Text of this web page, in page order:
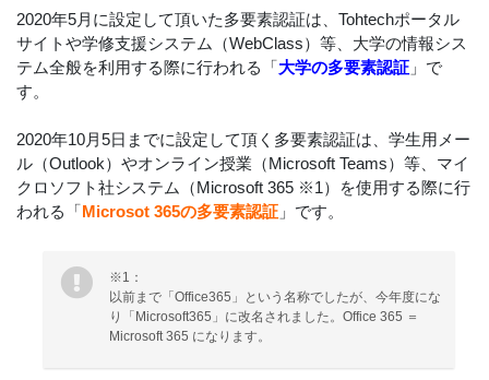
2020年5月に設定して頂いた多要素認証は、Tohtechポータル
サイトや学修支援システム（WebClass）等、大学の情報シス
テム全般を利用する際に行われる「大学の多要素認証 」で
す。
2020年10月5日までに設定して頂く多要素認証は、学生用メー
ル（Outlook）やオンライン授業（Microsoft Teams）等、マイ
クロソフト社システム（Microsoft 365 ※1）を使用する際に行
われる「Microsot 365の多要素認証 」です。
※1：
以前まで「Office365」という名称でしたが、今年度にな
り「Microsoft365」に改名されました。Office 365 ＝
Microsoft 365 になります。